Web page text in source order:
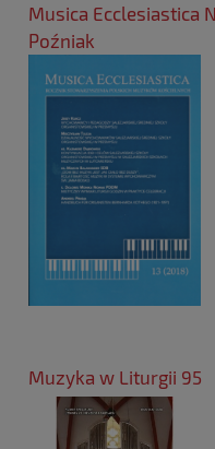
Musica Ecclesiastica
Poźniak
Muzyka w Liturgii 95